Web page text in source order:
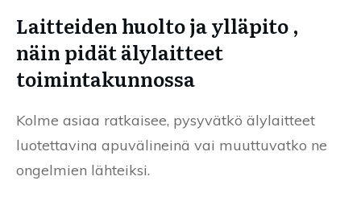
Laitteiden huolto ja ylläpito ,
näin pidät älylaitteet
toimintakunnossa
Kolme asiaa ratkaisee, pysyvätkö älylaitteet
luotettavina apuvälineinä vai muuttuvatko ne
ongelmien lähteiksi.